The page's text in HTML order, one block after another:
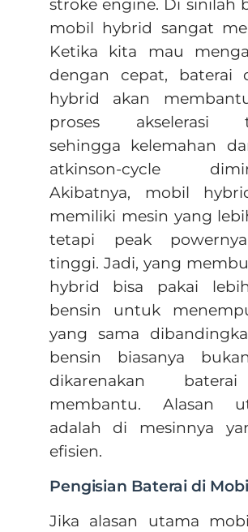
stroke engine. Di sinilah
mobil hybrid sangat
Ketika kita mau
dengan cepat, baterai
hybrid akan
proses akselerasi
sehingga kelemahan
atkinson-cycle
Akibatnya, mobil
memiliki mesin yang
tetapi peak
tinggi. Jadi, yang
hybrid bisa pakai
bensin untuk
yang sama
bensin biasanya
dikarenakan
membantu. Alasan
adalah di mesinnya
efisien.
Pengisian Baterai di
Jika alasan utama